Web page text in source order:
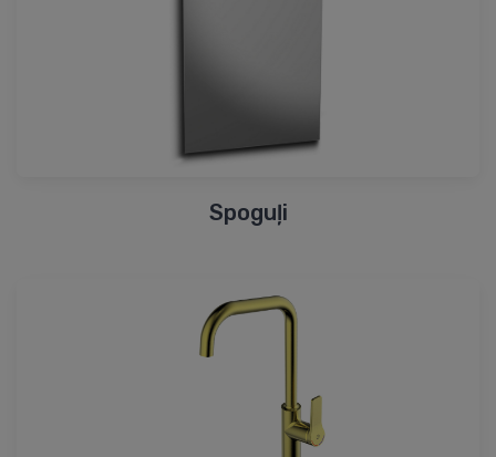
Spoguļi